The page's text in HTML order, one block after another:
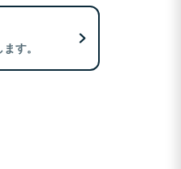
す。